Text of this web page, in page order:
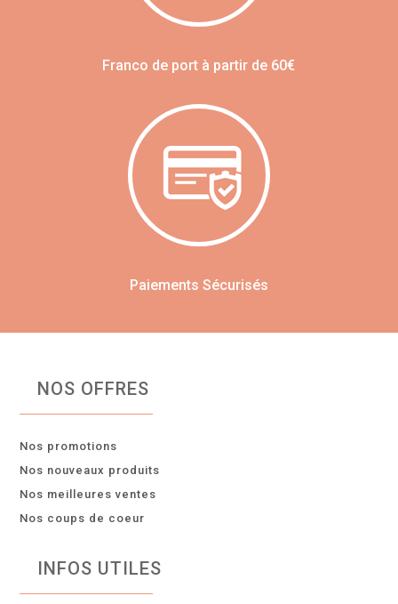
Franco de port à partir de 60€
Paiements Sécurisés
NOS OFFRES
Nos promotions
Nos nouveaux produits
Nos meilleures ventes
Nos coups de coeur
INFOS UTILES